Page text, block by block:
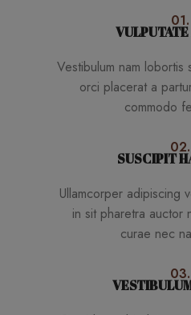
01.
Vestibulum nam
orci placerat a
commodo
02.
SUSCIPIT
Ullamcorper adipiscing
in sit pharetra auctor
curae nec
03.